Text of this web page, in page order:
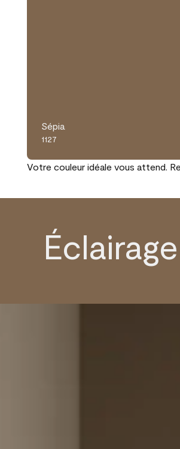
Sépia
1127
Votre couleur idéale vous attend.
Éclairage